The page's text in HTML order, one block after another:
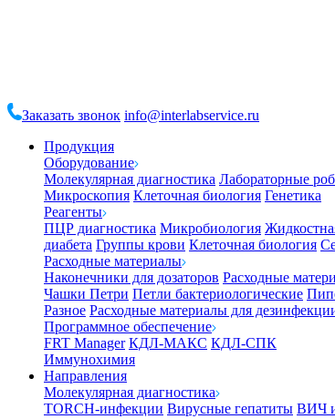
Заказать звонок info@interlabservice.ru
Продукция
Оборудование
Молекулярная диагностика Лабораторные
Микроскопия Клеточная биология Генетика
Реагенты
ПЦР диагностика Микробиология
диабета Группы крови Клеточная биология
Расходные материалы
Наконечники для дозаторов Расходные
Чашки Петри Петли бактериологические
Разное Расходные материалы для
Программное обеспечение
FRT Manager КДЛ-МАКС КДЛ-СПК
Иммунохимия
Направления
Молекулярная диагностика
TORCH-инфекции Вирусные гепатиты ВИЧ